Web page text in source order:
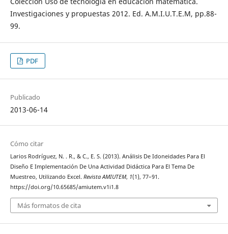
Investigaciones y propuestas 2012. Ed. A.M.I.U.T.E.M, pp.88-
99.
PDF
Publicado
2013-06-14
Cómo citar
Larios Rodríguez, N. . R., & C., E. S. (2013). Análisis De Idoneidades Para El
Diseño E Implementación De Una Actividad Didáctica Para El Tema De
Muestreo, Utilizando Excel. Revista AMIUTEM, 1(1), 77–91.
https://doi.org/10.65685/amiutem.v1i1.8
Más formatos de cita